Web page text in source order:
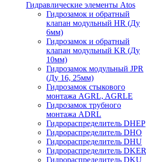
Гидравлические элементы Atos
Гидрозамок и обратный
клапан модульный HR (Ду
6мм)
Гидрозамок и обратный
клапан модульный KR (Ду
10мм)
Гидрозамок модульный JPR
(Ду 16, 25мм)
Гидрозамок стыкового
монтажа AGRL, AGRLE
Гидрозамок трубного
монтажа ADRL
Гидрораспределитель DHEP
Гидрораспределитель DHO
Гидрораспределитель DHU
Гидрораспределитель DKER
Гидрораспределитель DKU